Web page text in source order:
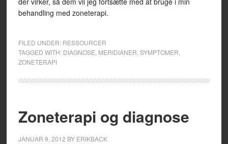
behandling med zoneterapi.
FILED UNDER: RESSOURCER
TAGGED WITH: DIAGNOSE MERIDIANER SYMPTOMER
ZONETERAPI
Zoneterapi og diagnose
JANUAR 9, 2012 BY ERIKBACK